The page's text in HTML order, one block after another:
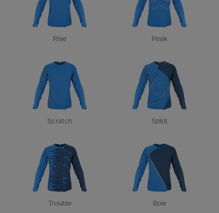
Rise Peak
Scratch Spirit
Trouble Bow